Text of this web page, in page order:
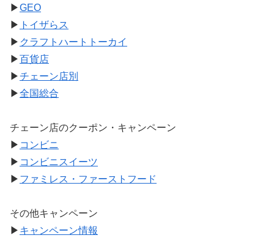
▶GEO
▶ トイザらス
▶ クラフトハートトーカイ
▶百貨店
▶チェーン店別
▶全国総合
チェーン店のクーポン・キャンペーン
▶ コンビニ
▶ コンビニスイーツ
▶ ファミレス・ファーストフード
その他キャンペーン
▶ キャンペーン情報